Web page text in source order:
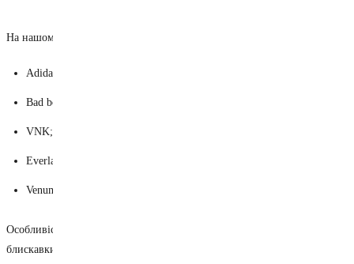
На нашому сайті шорти представлені такими брендами:
Adidas;
Bad boy;
VNK;
Everlast;
Venum.
Особливістю спортивних шортів є відсутність застібок у вигляді
блискавки, оскільки цей елемент може завдати травми під час